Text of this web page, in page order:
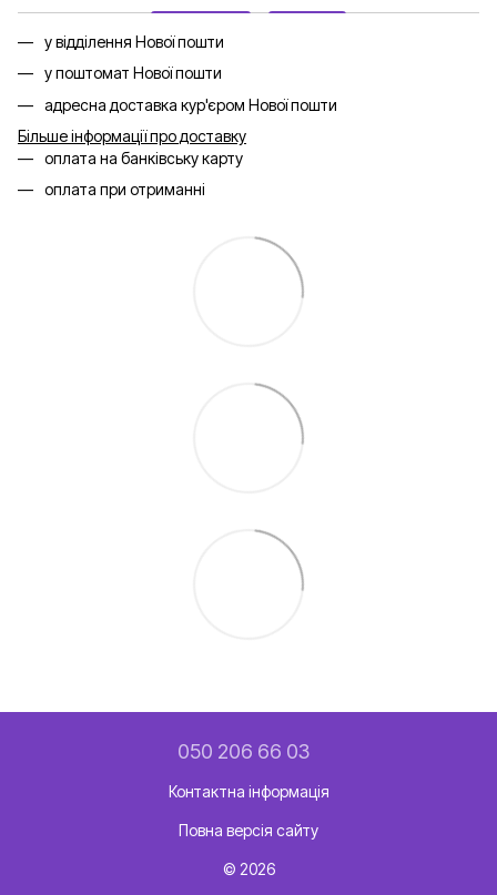
у відділення Нової пошти
у поштомат Нової пошти
адресна доставка кур'єром Нової пошти
Більше інформації про доставку
оплата на банківську карту
оплата при отриманні
050 206 66 03
Контактна інформація
Повна версія сайту
© 2026